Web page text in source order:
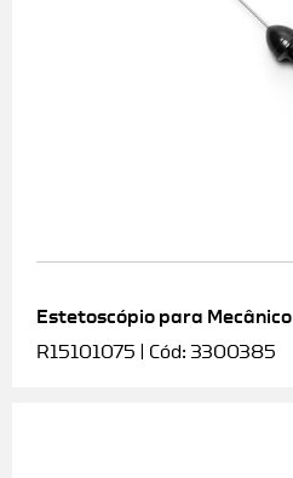
Estetoscópio para Mecânico
R15101075 | Cód: 3300385